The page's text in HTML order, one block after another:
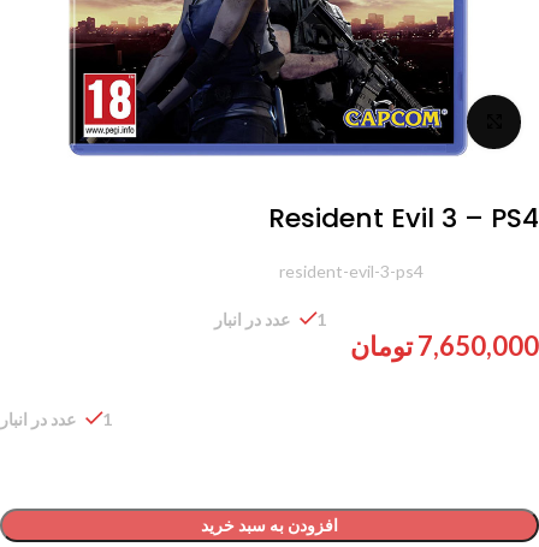
برای بزرگنمایی کلیک کنید
Resident Evil 3 – PS4
resident-evil-3-ps4
7,650,000تومان
1 عدد در انبار
1 عدد در انبار
افزودن به سبد خرید